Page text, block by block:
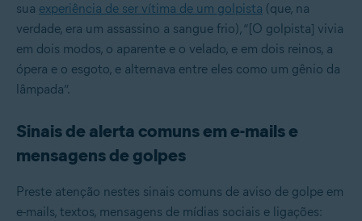
sua experiência de ser vítima de um golpista (que, na
verdade, era um assassino a sangue frio), “[O golpista] vivia
em dois modos, o aparente e o velado, e em dois reinos, a
ópera e o esgoto, e alternava entre eles como um gênio da
lâmpada”.
Sinais de alerta comuns em e-mails e
mensagens de golpes
Preste atenção nestes sinais comuns de aviso de golpe em
e-mails, textos, mensagens de mídias sociais e ligações: